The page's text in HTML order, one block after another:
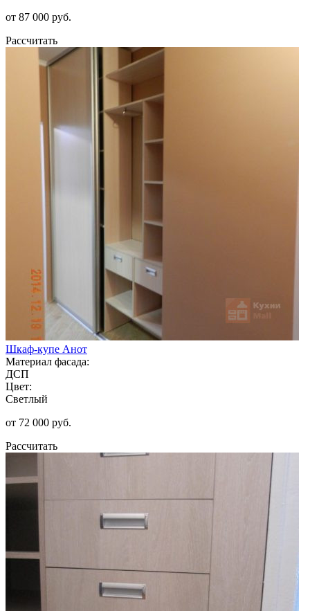
от 87 000 руб.
Рассчитать
Шкаф-купе Анот
Материал фасада:
ДСП
Цвет:
Светлый
от 72 000 руб.
Рассчитать